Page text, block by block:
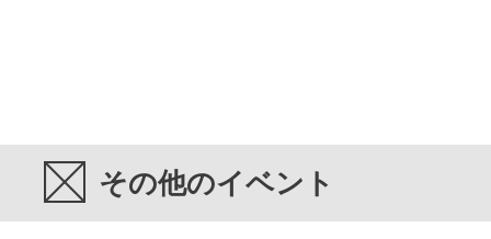
その他のイベント